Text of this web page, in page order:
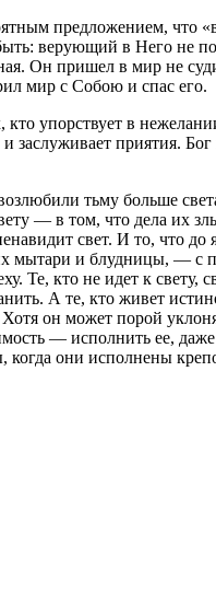
предложением, что
верующий в Него
Он пришел в мир не
мир с Собою и спас его.
упорствует в
заслуживает приятия.
тьму больше
— в том, что дела их
свет. И то, что
и блудницы, — с
кто не идет к свету,
А те, кто живет
он может порой
— исполнить ее, даже
когда они исполнены